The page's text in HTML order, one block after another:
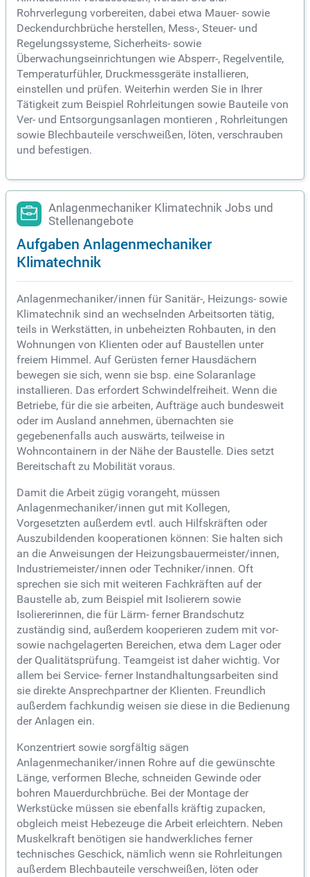
Rohrverlegung vorbereiten, dabei etwa Mauer- sowie
Deckendurchbrüche herstellen, Mess-, Steuer- und
Regelungssysteme, Sicherheits- sowie
Überwachungseinrichtungen wie Absperr-, Regelventile,
Temperaturfühler, Druckmessgeräte installieren,
einstellen und prüfen. Weiterhin werden Sie in Ihrer
Tätigkeit zum Beispiel Rohrleitungen sowie Bauteile von
Ver- und Entsorgungsanlagen montieren , Rohrleitungen
sowie Blechbauteile verschweißen, löten, verschrauben
und befestigen.
Anlagenmechaniker Klimatechnik Jobs und
Stellenangebote
Aufgaben Anlagenmechaniker
Klimatechnik
Anlagenmechaniker/innen für Sanitär-, Heizungs- sowie
Klimatechnik sind an wechselnden Arbeitsorten tätig,
teils in Werkstätten, in unbeheizten Rohbauten, in den
Wohnungen von Klienten oder auf Baustellen unter
freiem Himmel. Auf Gerüsten ferner Hausdächern
bewegen sie sich, wenn sie bsp. eine Solaranlage
installieren. Das erfordert Schwindelfreiheit. Wenn die
Betriebe, für die sie arbeiten, Aufträge auch bundesweit
oder im Ausland annehmen, übernachten sie
gegebenenfalls auch auswärts, teilweise in
Wohncontainern in der Nähe der Baustelle. Dies setzt
Bereitschaft zu Mobilität voraus.
Damit die Arbeit zügig vorangeht, müssen
Anlagenmechaniker/innen gut mit Kollegen,
Vorgesetzten außerdem evtl. auch Hilfskräften oder
Auszubildenden kooperationen können: Sie halten sich
an die Anweisungen der Heizungsbauermeister/innen,
Industriemeister/innen oder Techniker/innen. Oft
sprechen sie sich mit weiteren Fachkräften auf der
Baustelle ab, zum Beispiel mit Isolierern sowie
Isoliererinnen, die für Lärm- ferner Brandschutz
zuständig sind, außerdem kooperieren zudem mit vor-
sowie nachgelagerten Bereichen, etwa dem Lager oder
der Qualitätsprüfung. Teamgeist ist daher wichtig. Vor
allem bei Service- ferner Instandhaltungsarbeiten sind
sie direkte Ansprechpartner der Klienten. Freundlich
außerdem fachkundig weisen sie diese in die Bedienung
der Anlagen ein.
Konzentriert sowie sorgfältig sägen
Anlagenmechaniker/innen Rohre auf die gewünschte
Länge, verformen Bleche, schneiden Gewinde oder
bohren Mauerdurchbrüche. Bei der Montage der
Werkstücke müssen sie ebenfalls kräftig zupacken,
obgleich meist Hebezeuge die Arbeit erleichtern. Neben
Muskelkraft benötigen sie handwerkliches ferner
technisches Geschick, nämlich wenn sie Rohrleitungen
außerdem Blechbauteile verschweißen, löten oder